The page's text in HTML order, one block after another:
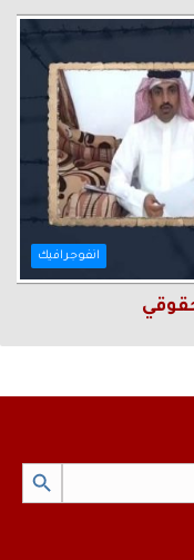
انفوجرافيك
Search Button